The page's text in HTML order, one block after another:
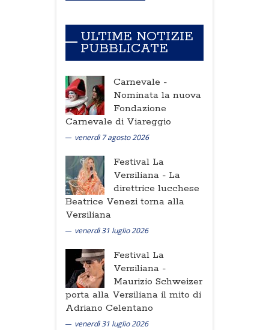
ULTIME NOTIZIE
PUBBLICATE
Carnevale -
Nominata la nuova
Fondazione
Carnevale di Viareggio
venerdì 7 agosto 2026
Festival La
Versiliana - La
direttrice lucchese
Beatrice Venezi torna alla
Versiliana
venerdì 31 luglio 2026
Festival La
Versiliana -
Maurizio Schweizer
porta alla Versiliana il mito di
Adriano Celentano
venerdì 31 luglio 2026